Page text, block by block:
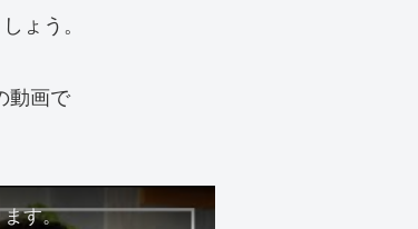
ょう。
動画で
す。